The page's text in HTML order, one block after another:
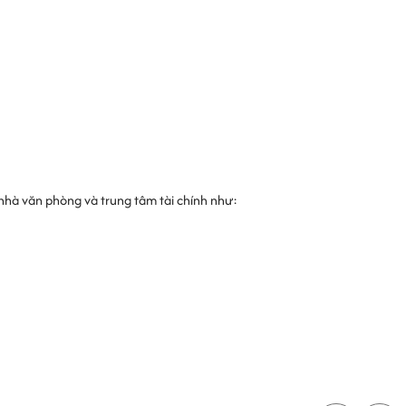
văn phòng và trung tâm tài chính như: